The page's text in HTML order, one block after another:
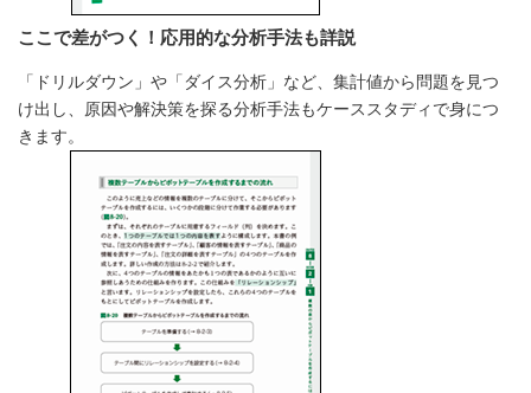
ここで差がつく！応用的な分析手法も詳説
「ドリルダウン」や「ダイス分析」など、集計値から問題を見つ
け出し、原因や解決策を探る分析手法もケーススタディで身につ
きます。